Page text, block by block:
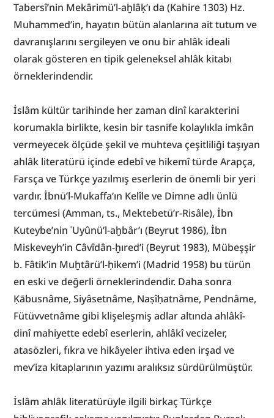
Tabersî’nin Mekârimü’l-aḫlâḳ’ı da (Kahire 1303) Hz.
Muhammed’in, hayatın bütün alanlarına ait tutum ve
davranışlarını sergileyen ve onu bir ahlâk ideali
olarak gösteren en tipik geleneksel ahlâk kitabı
örneklerindendir.
İslâm kültür tarihinde her zaman dinî karakterini
korumakla birlikte, kesin bir tasnife kolaylıkla imkân
vermeyecek ölçüde şekil ve muhteva çeşitliliği taşıyan
ahlâk literatürü içinde edebî ve hikemî türde Arapça,
Farsça ve Türkçe yazılmış eserlerin de önemli bir yeri
vardır. İbnü’l-Mukaffa‘ın Kelîle ve Dimne adlı ünlü
tercümesi (Amman, ts., Mektebetü’r-Risâle), İbn
Kuteybe’nin ʿUyûnü’l-aḫbâr’ı (Beyrut 1986), İbn
Miskeveyh’in Câvîdân-ḫıred’i (Beyrut 1983), Mübeşşir
b. Fâtik’in Muḫtârü’l-ḥikem’i (Madrid 1958) bu türün
en eski ve değerli örneklerindendir. Daha sonra
Ḳābusnâme, Siyâsetnâme, Naṣîḥatnâme, Pendnâme,
Fütüvvetnâme gibi klişeleşmiş adlar altında ahlâkî-
dinî mahiyette edebî eserlerin, ahlâkî vecizeler,
atasözleri, fıkra ve hikâyeler ihtiva eden irşad ve
mev‘iza kitaplarının yazımı aralıksız sürdürülmüştür.
İslâm ahlâk literatürüyle ilgili birkaç Türkçe